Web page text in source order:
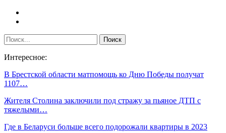
Интересное:
В Брестской области матпомощь ко Дню Победы получат
1107…
Жителя Столина заключили под стражу за пьяное ДТП с
тяжелыми…
Где в Беларуси больше всего подорожали квартиры в 2023